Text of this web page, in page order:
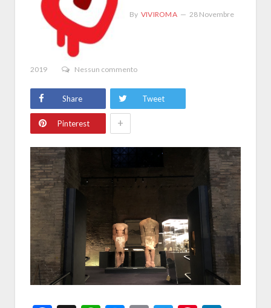
By VIVIROMA 28 Novembre
2019 Nessun commento
Share Tweet
Pinterest +